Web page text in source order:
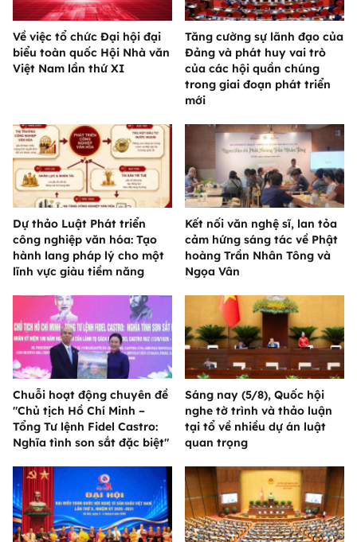
Về việc tổ chức Đại hội đại
biểu toàn quốc Hội Nhà văn
Việt Nam lần thứ XI
Tăng cường sự lãnh đạo của
Đảng và phát huy vai trò
của các hội quần chúng
trong giai đoạn phát triển
mới
Dự thảo Luật Phát triển
công nghiệp văn hóa: Tạo
hành lang pháp lý cho một
lĩnh vực giàu tiềm năng
Kết nối văn nghệ sĩ, lan tỏa
cảm hứng sáng tác về Phật
hoàng Trần Nhân Tông và
Ngọa Vân
Chuỗi hoạt động chuyên đề
"Chủ tịch Hồ Chí Minh –
Tổng Tư lệnh Fidel Castro:
Nghĩa tình son sắt đặc biệt"
Sáng nay (5/8), Quốc hội
nghe tờ trình và thảo luận
tại tổ về nhiều dự án luật
quan trọng